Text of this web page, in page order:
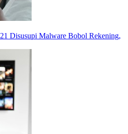
Disusupi Malware Bobol Rekening,